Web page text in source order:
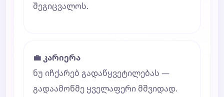
შეგიცვალოს.
💼 კარიერა
ნუ იჩქარებ გადაწყვეტილებას —
გადაამოწმე ყველაფერი მშვიდად.